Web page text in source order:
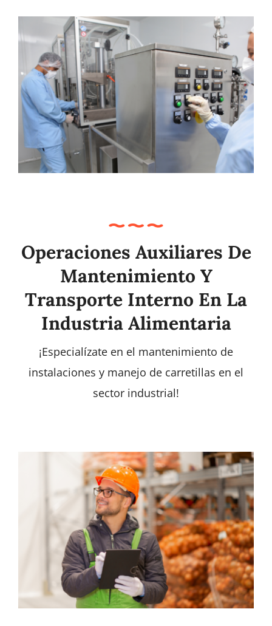
Otros
Contacto
Operaciones Auxiliares De
Mantenimiento Y
Transporte Interno En La
Industria Alimentaria
¡Especialízate en el mantenimiento de
instalaciones y manejo de carretillas en el
sector industrial!